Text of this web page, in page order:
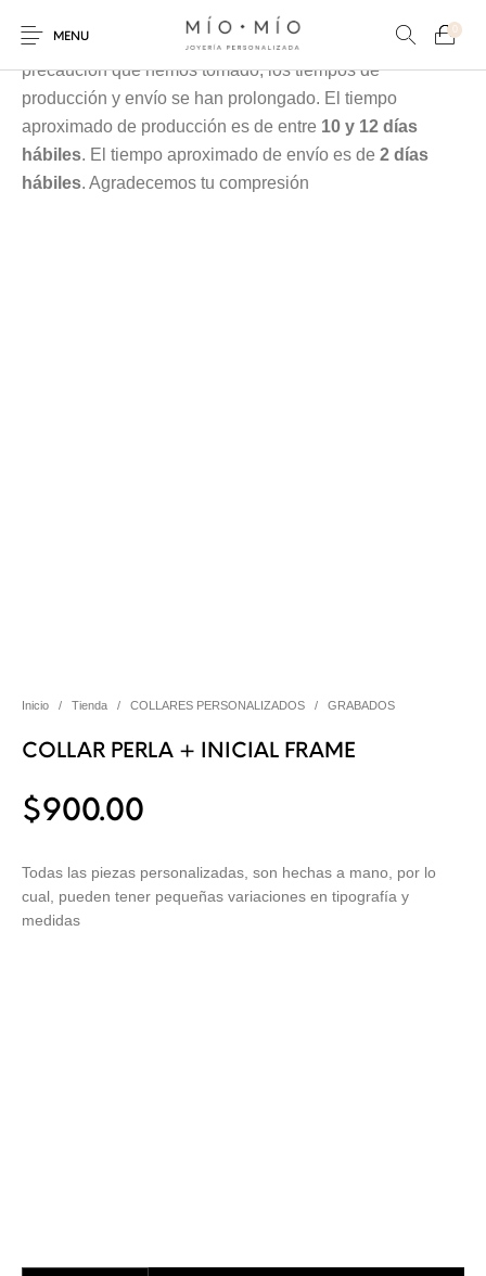
MENU
0
Cada pieza es elaborada en nuestra taller especialmente
para tí, debido a la contingencia y a las medidas de
precaución que hemos tomado, los tiempos de
producción y envío se han prolongado. El tiempo
aproximado de producción es de entre 10 y 12 días
hábiles. El tiempo aproximado de envío es de2 días
hábiles. Agradecemos tu compresión
Inicio / Tienda / COLLARES PERSONALIZADOS / GRABADOS
COLLAR PERLA + INICIAL FRAME
$900.00
Todas las piezas personalizadas, son hechas a mano, por lo
cual, pueden tener pequeñas variaciones en tipografía y
medidas